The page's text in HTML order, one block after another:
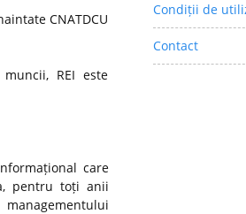
CNATDCU
REI este
care
pentru toți anii
Condiții de
Contact